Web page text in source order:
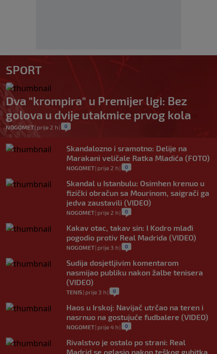
SPORT
Dva "krompira" u Premijer ligi: Bez
golova u dvije utakmice prvog kola
NOGOMET| prije 2 h | 0
Skandalozno i sramotno: Delije na
Marakani veličale Ratka Mladića (FOTO)
NOGOMET| prije 2 h | 0
Skandal u Istanbulu: Osimhen krenuo u
fizički obračun sa Mourinom, saigrači ga
jedva zaustavili (VIDEO)
NOGOMET| prije 2 h | 0
Kakav otac, takav sin: I Kodro mlađi
pogodio protiv Real Madrida (VIDEO)
NOGOMET| prije 3 h | 0
Sudija dosjetljivim komentarom
nasmijao publiku nakon žalbe tenisera
(VIDEO)
TENIS| prije 3 h | 0
Haos u Irskoj: Navijač utrčao na teren i
nasrnuo na gostujuće fudbalere (VIDEO)
NOGOMET| prije 4 h | 0
Rivalstvo je ostalo po strani: Real
Madrid se oglasio nakon teškog gubitka